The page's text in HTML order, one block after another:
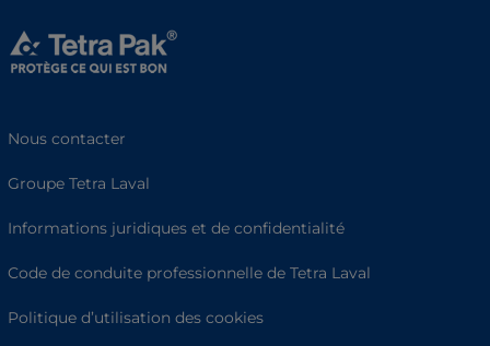
Nous contacter
Groupe Tetra Laval
Informations juridiques et de confidentialité
Code de conduite professionnelle de Tetra Laval
Politique d’utilisation des cookies